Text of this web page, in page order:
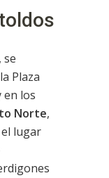
, se
Plaza
en los
Norte,
lugar